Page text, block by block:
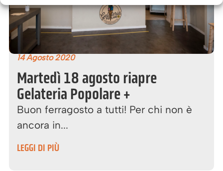
14 Agosto 2020
Martedì 18 agosto riapre
Gelateria Popolare +
Buon ferragosto a tutti! Per chi non è
ancora in...
LEGGI DI PIÙ